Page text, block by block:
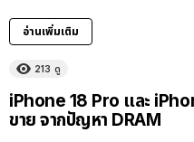
อ่านเพิ่มเติม
213 ดู
iPhone 18 Pro และ
ขาย จากปัญหา DRAM